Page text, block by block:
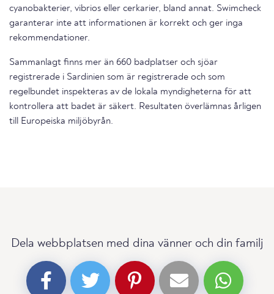
cyanobakterier, vibrios eller cerkarier, bland annat. Swimcheck
garanterar inte att informationen är korrekt och ger inga
rekommendationer.
Sammanlagt finns mer än 660 badplatser och sjöar
registrerade i Sardinien som är registrerade och som
regelbundet inspekteras av de lokala myndigheterna för att
kontrollera att badet är säkert. Resultaten överlämnas årligen
till Europeiska miljöbyrån.
Dela webbplatsen med dina vänner och din familj